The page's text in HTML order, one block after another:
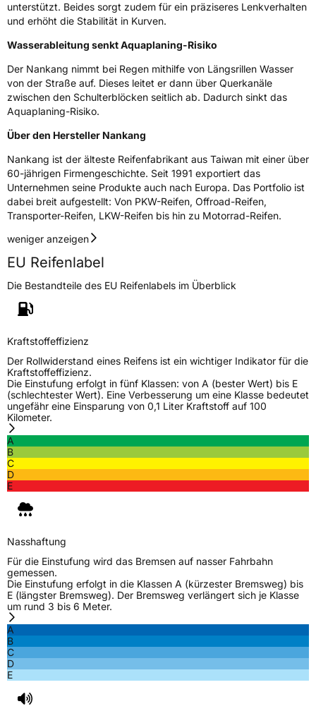
3PMSF / Schneeflockensymbol / Alpine-SymbolNein
EisgripNein
EPREL ID468477
Allgemeine Produktsicherheit (GPSR)
PARKSTRAAT 83 2514 JG DEN HAAG
unterstützt. Beides sorgt zudem für ein präziseres Lenkverhalten
und erhöht die Stabilität in Kurven.
Wasserableitung senkt Aquaplaning-Risiko
Der Nankang nimmt bei Regen mithilfe von Längsrillen Wasser
von der Straße auf. Dieses leitet er dann über Querkanäle
zwischen den Schulterblöcken seitlich ab. Dadurch sinkt das
Aquaplaning-Risiko.
Über den Hersteller Nankang
Nankang ist der älteste Reifenfabrikant aus Taiwan mit einer über
60-jährigen Firmengeschichte. Seit 1991 exportiert das
Unternehmen seine Produkte auch nach Europa. Das Portfolio ist
dabei breit aufgestellt: Von PKW-Reifen, Offroad-Reifen,
Transporter-Reifen, LKW-Reifen bis hin zu Motorrad-Reifen.
weniger anzeigen
EU Reifenlabel
Die Bestandteile des EU Reifenlabels im Überblick
Kraftstoffeffizienz
Der Rollwiderstand eines Reifens ist ein wichtiger Indikator für die
Kraftstoffeffizienz.
Die Einstufung erfolgt in fünf Klassen: von A (bester Wert) bis E
(schlechtester Wert). Eine Verbesserung um eine Klasse bedeutet
ungefähr eine Einsparung von 0,1 Liter Kraftstoff auf 100
Kilometer.
A
B
C
D
E
Nasshaftung
Für die Einstufung wird das Bremsen auf nasser Fahrbahn
gemessen.
Die Einstufung erfolgt in die Klassen A (kürzester Bremsweg) bis
E (längster Bremsweg). Der Bremsweg verlängert sich je Klasse
um rund 3 bis 6 Meter.
A
B
C
D
E